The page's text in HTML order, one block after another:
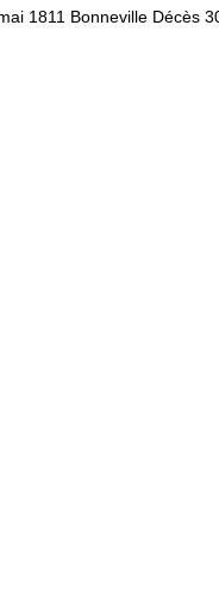
1811 Bonneville Décès